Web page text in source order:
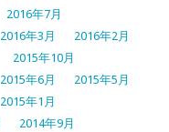
2016年7月
2016年3月
2016年2月
2015年10月
2015年6月
2015年5月
2015年1月
2014年9月